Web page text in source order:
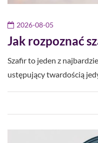
2026-08-05
Jak rozpoznać
Szafir to jeden z
ustępujący twardością